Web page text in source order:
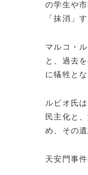
の学生や
「抹消」
マルコ・
と、過去
に犠牲と
ルビオ氏
民主化と
め、その
天安門事